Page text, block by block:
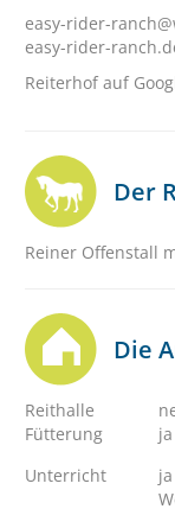
easy-rider-
easy-rider-
Reiterhof auf
Der
Reiner Offenstall
Die
Reithalle
Fütterung
ja
Unterricht
ja